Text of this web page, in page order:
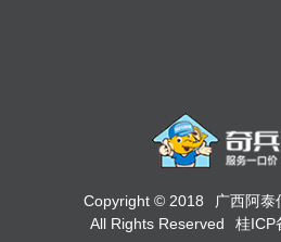
Copyright © 2018
广西阿泰
All Rights Reserved
桂ICP